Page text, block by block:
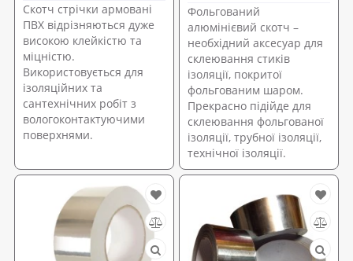
Скотч стрічки армовані
ПВХ відрізняються дуже
високою клейкістю та
міцністю.
Використовується для
ізоляційних та
сантехнічних робіт з
вологоконтактуючими
поверхнями.
Фольгований
алюмінієвий скотч –
необхідний аксесуар для
склеювання стиків
ізоляції, покритої
фольгованим шаром.
Прекрасно підійде для
склеювання фольгованої
ізоляції, трубної ізоляції,
технічної ізоляції.